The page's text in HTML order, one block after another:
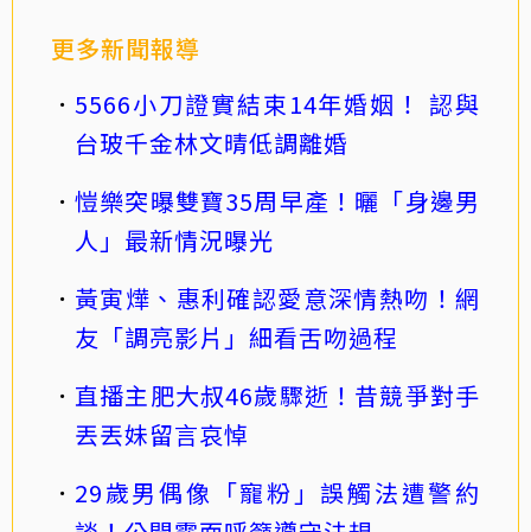
更多新聞報導
5566小刀證實結束14年婚姻！ 認與
台玻千金林文晴低調離婚
愷樂突曝雙寶35周早產！曬「身邊男
人」最新情況曝光
黃寅燁、惠利確認愛意深情熱吻！網
友「調亮影片」細看舌吻過程
直播主肥大叔46歲驟逝！昔競爭對手
丟丟妹留言哀悼
29歲男偶像「寵粉」誤觸法遭警約